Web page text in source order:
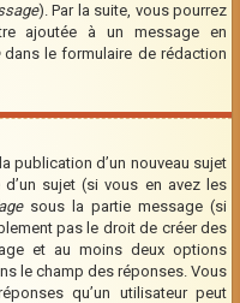
). Par la suite, vous pourrez
ajoutée à un message en
dans le formulaire de rédaction
publication d’un nouveau sujet
sujet (si vous en avez les
sous la partie message (si
pas le droit de créer des
et au moins deux options
le champ des réponses. Vous
qu’un utilisateur peut